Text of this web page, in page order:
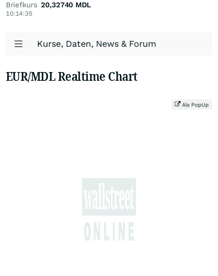
Briefkurs
10:14:35
20,32740 MDL
Kurse, Daten, News & Forum
EUR/MDL Realtime Chart
Als PopUp